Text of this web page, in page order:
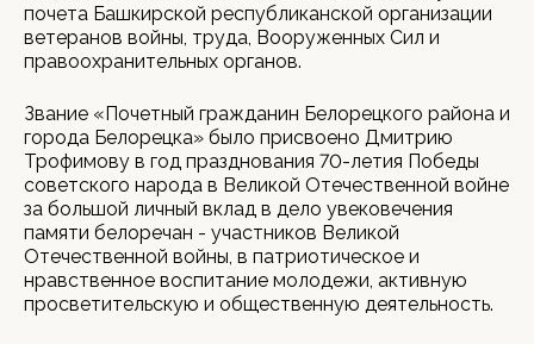
почета Башкирской республиканской организации
ветеранов войны, труда, Вооруженных Сил и
правоохранительных органов.
Звание «Почетный гражданин Белорецкого района и
города Белорецка» было присвоено Дмитрию
Трофимову в год празднования 70-летия Победы
советского народа в Великой Отечественной войне
за большой личный вклад в дело увековечения
памяти белоречан - участников Великой
Отечественной войны, в патриотическое и
нравственное воспитание молодежи, активную
просветительскую и общественную деятельность.